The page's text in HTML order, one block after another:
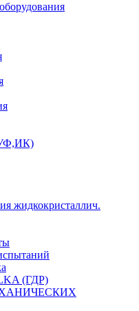
жидкокристаллич.
(ГДР)